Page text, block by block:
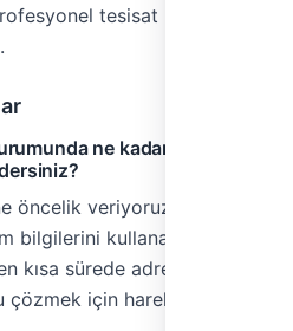
tesisat
ne kadar
öncelik veriyoruz.
bilgilerini kullanarak
kısa sürede adresinize
için harekete